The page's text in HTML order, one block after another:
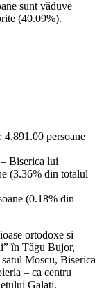
sunt văduve
(40.09%).
persoane
Biserica lui
(3.36% din totalul
(0.18% din
ortodoxe si
în Tâgu Bujor,
Moscu, Biserica
– ca centru
Galati.